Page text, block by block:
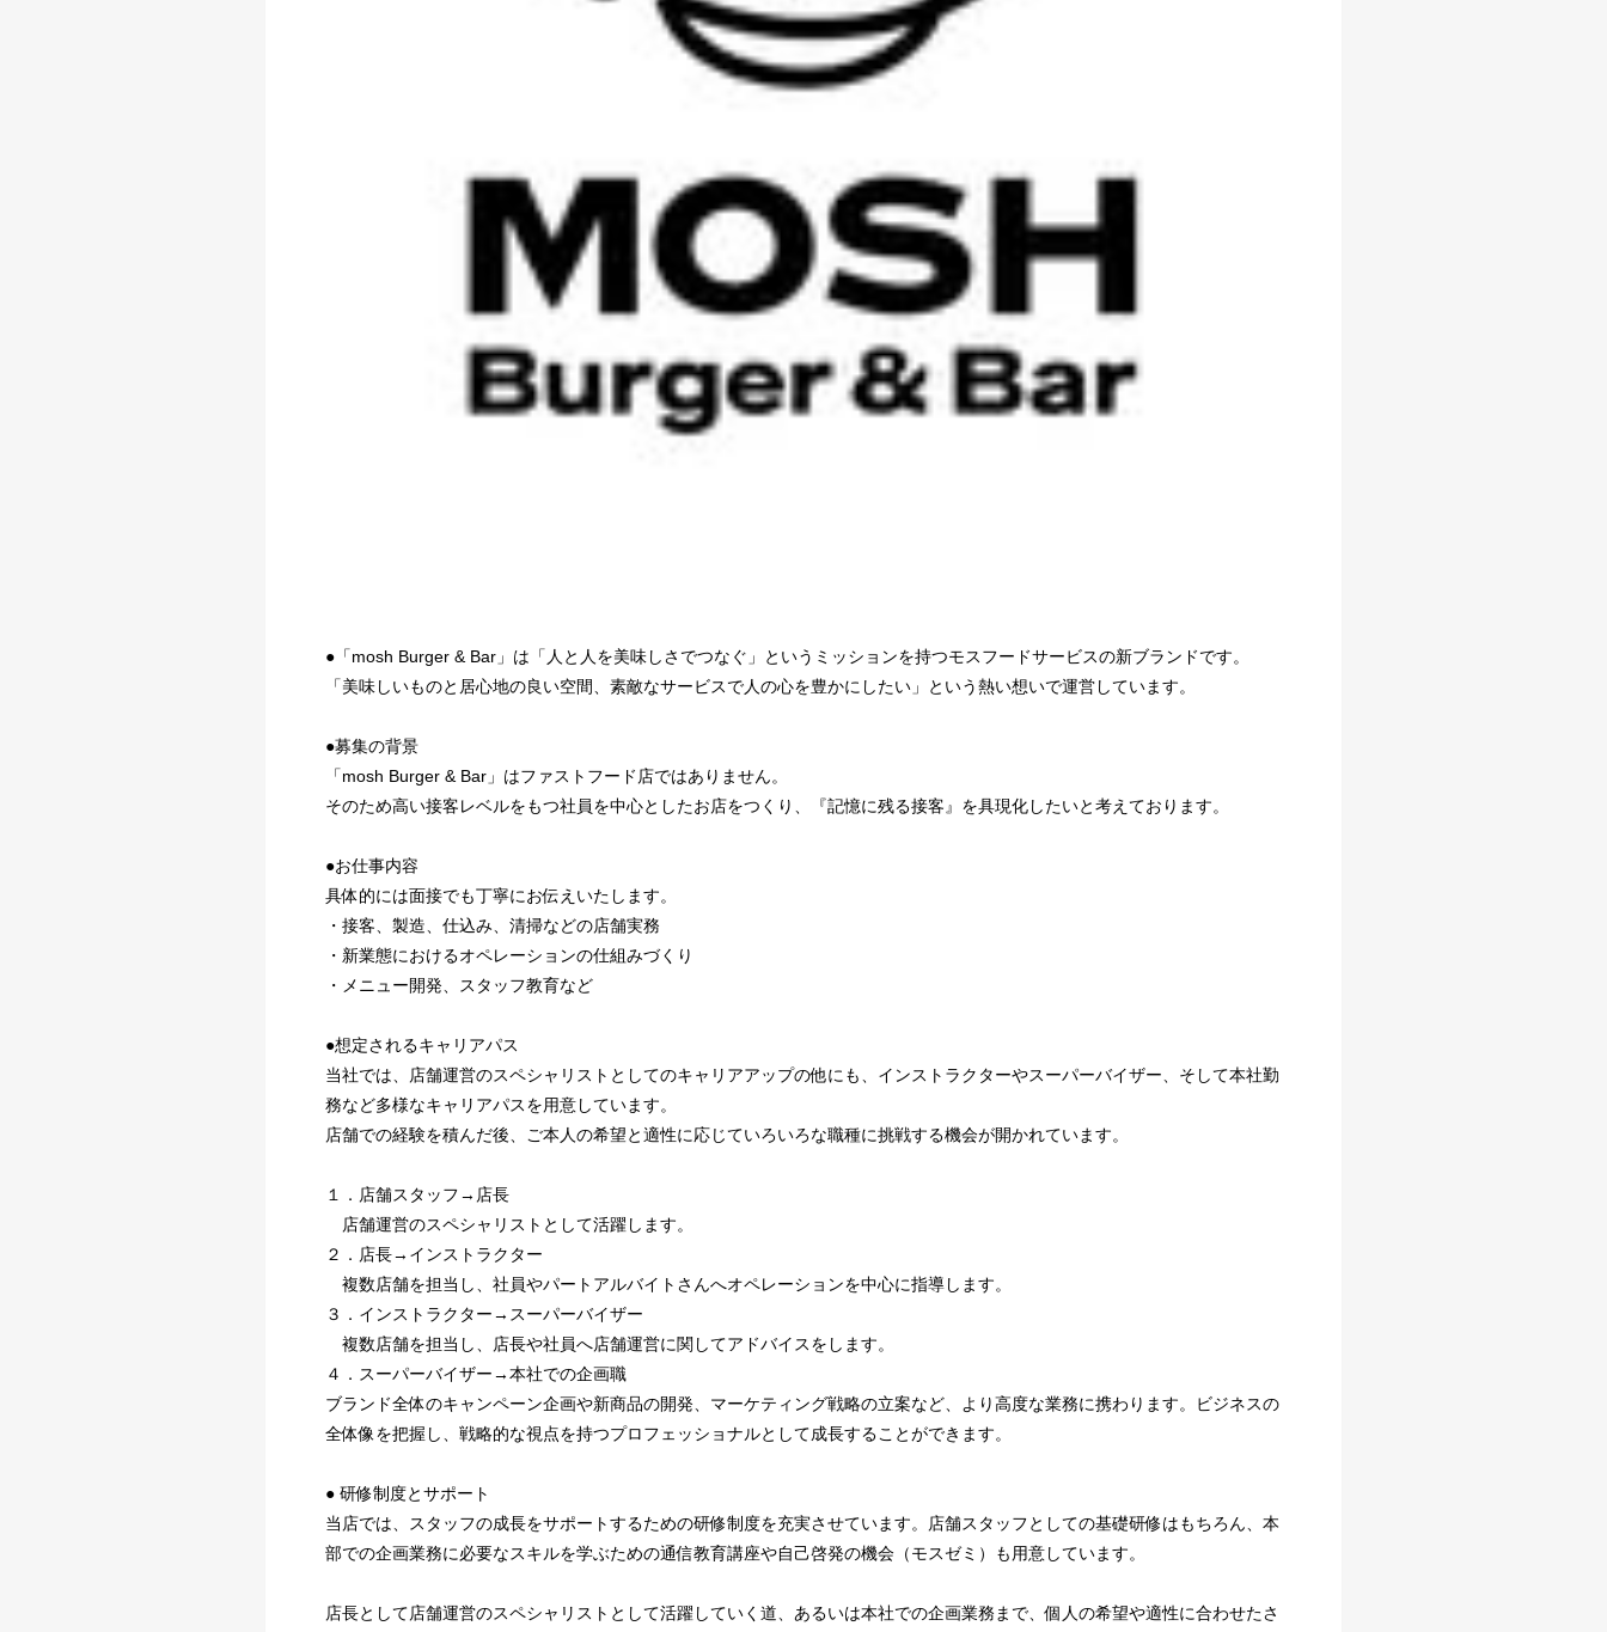
●「mosh Burger & Bar」は「人と人を美味しさでつなぐ」というミッションを持つモスフードサービスの新ブランドです。
「美味しいものと居心地の良い空間、素敵なサービスで人の心を豊かにしたい」という熱い想いで運営しています。
●募集の背景
「mosh Burger & Bar」はファストフード店ではありません。
そのため高い接客レベルをもつ社員を中心としたお店をつくり、『記憶に残る接客』を具現化したいと考えております。
●お仕事内容
具体的には面接でも丁寧にお伝えいたします。
・接客、製造、仕込み、清掃などの店舗実務
・新業態におけるオペレーションの仕組みづくり
・メニュー開発、スタッフ教育など
●想定されるキャリアパス
当社では、店舗運営のスペシャリストとしてのキャリアアップの他にも、インストラクターやスーパーバイザー、そして本社勤
務など多様なキャリアパスを用意しています。
店舗での経験を積んだ後、ご本人の希望と適性に応じていろいろな職種に挑戦する機会が開かれています。
１．店舗スタッフ→店長
店舗運営のスペシャリストとして活躍します。
２．店長→インストラクター
複数店舗を担当し、社員やパートアルバイトさんへオペレーションを中心に指導します。
３．インストラクター→スーパーバイザー
複数店舗を担当し、店長や社員へ店舗運営に関してアドバイスをします。
４．スーパーバイザー→本社での企画職
ブランド全体のキャンペーン企画や新商品の開発、マーケティング戦略の立案など、より高度な業務に携わります。ビジネスの
全体像を把握し、戦略的な視点を持つプロフェッショナルとして成長することができます。
● 研修制度とサポート
当店では、スタッフの成長をサポートするための研修制度を充実させています。店舗スタッフとしての基礎研修はもちろん、本
部での企画業務に必要なスキルを学ぶための通信教育講座や自己啓発の機会（モスゼミ）も用意しています。
店長として店舗運営のスペシャリストとして活躍していく道、あるいは本社での企画業務まで、個人の希望や適性に合わせたさ